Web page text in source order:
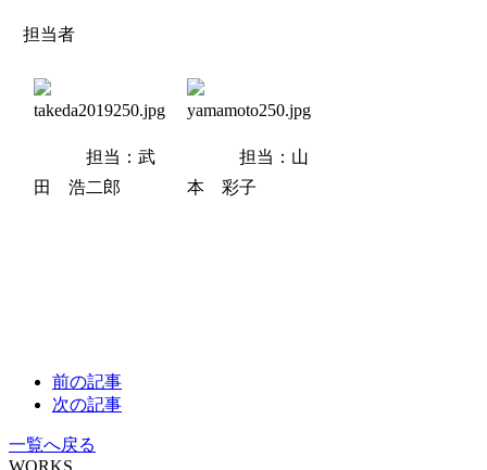
担当者
担当：武
田 浩二郎
担当：山
本 彩子
前の記事
次の記事
一覧へ戻る
WORKS